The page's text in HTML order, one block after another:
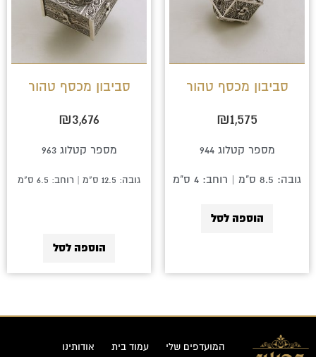
סביבון מכסף טהור
₪1,575
מספר קטלוג 944
גובה: 8.5 ס"מ | רוחב: 4 ס"מ
הוספה לסל
סביבון מכסף טהור
₪3,676
מספר קטלוג 963
גובה: 12.5 ס"מ | רוחב: 6.5 ס"מ
הוספה לסל
המועדפים שלי עמוד בית אודותינו